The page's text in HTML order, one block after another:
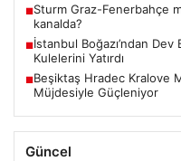
■Sturm Graz-Fenerbahçe
kanalda?
■İstanbul Boğazı’ndan
Kulelerini Yatırdı
■Beşiktaş Hradec Kralove
Müjdesiyle Güçleniyor
Güncel